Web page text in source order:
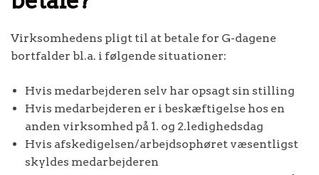
Virksomhedens pligt til at betale for G-dagene
bortfalder bl.a. i følgende situationer:
Hvis medarbejderen selv har opsagt sin stilling
Hvis medarbejderen er i beskæftigelse hos en
anden virksomhed på 1. og 2.ledighedsdag
Hvis afskedigelsen/arbejdsophøret væsentligst
skyldes medarbejderen